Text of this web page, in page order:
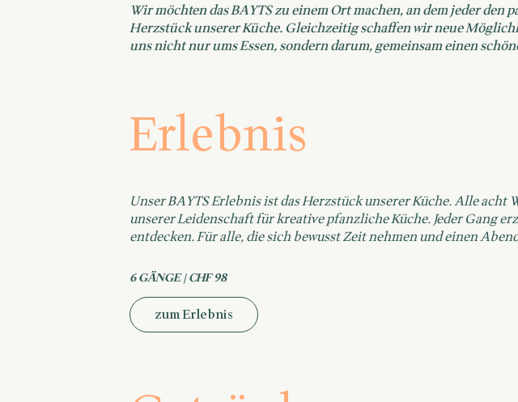
Wir möchten das BAYTS zu einem Ort machen, an dem jeder
Herzstück unserer Küche. Gleichzeitig schaffen wir neue
uns nicht nur ums Essen, sondern darum, gemeinsam einen
Erlebnis
Unser BAYTS Erlebnis ist das Herzstück unserer Küche. Alle
unserer Leidenschaft für kreative pfanzliche Küche. Jeder Gang
entdecken. Für alle, die sich bewusst Zeit nehmen und einen
6 GÄNGE | CHF 98
zum Erlebnis